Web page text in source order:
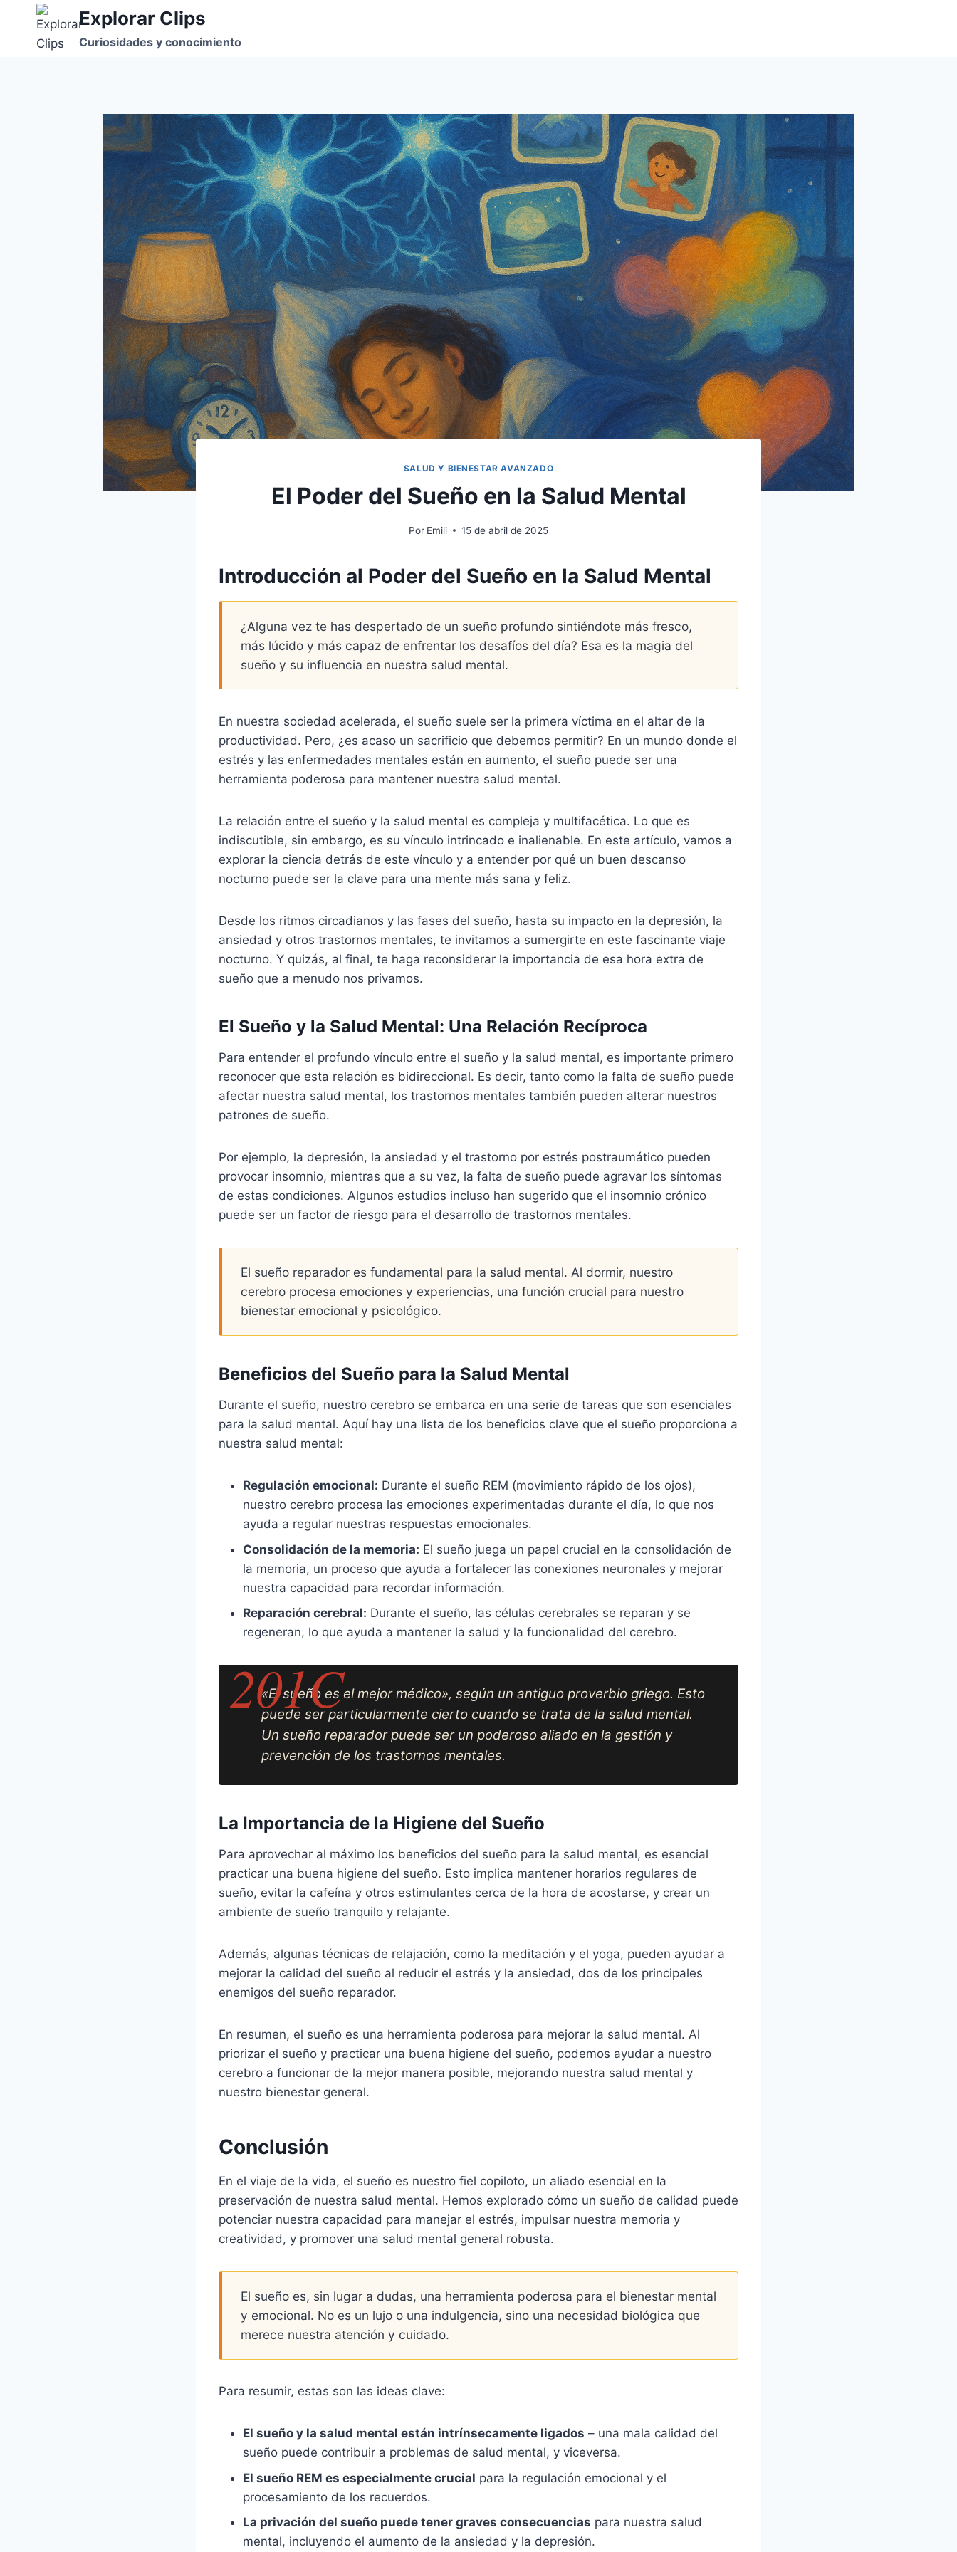
contenido
Explorar Clips
Curiosidades y conocimiento
SALUD Y BIENESTAR AVANZADO
El Poder del Sueño en la Salud Mental
Por Emili 15 de abril de 2025
Introducción al Poder del Sueño en la Salud Mental
¿Alguna vez te has despertado de un sueño profundo sintiéndote más fresco,
más lúcido y más capaz de enfrentar los desafíos del día? Esa es la magia del
sueño y su influencia en nuestra salud mental.
En nuestra sociedad acelerada, el sueño suele ser la primera víctima en el altar de la
productividad. Pero, ¿es acaso un sacrificio que debemos permitir? En un mundo donde el
estrés y las enfermedades mentales están en aumento, el sueño puede ser una
herramienta poderosa para mantener nuestra salud mental.
La relación entre el sueño y la salud mental es compleja y multifacética. Lo que es
indiscutible, sin embargo, es su vínculo intrincado e inalienable. En este artículo, vamos a
explorar la ciencia detrás de este vínculo y a entender por qué un buen descanso
nocturno puede ser la clave para una mente más sana y feliz.
Desde los ritmos circadianos y las fases del sueño, hasta su impacto en la depresión, la
ansiedad y otros trastornos mentales, te invitamos a sumergirte en este fascinante viaje
nocturno. Y quizás, al final, te haga reconsiderar la importancia de esa hora extra de
sueño que a menudo nos privamos.
El Sueño y la Salud Mental: Una Relación Recíproca
Para entender el profundo vínculo entre el sueño y la salud mental, es importante primero
reconocer que esta relación es bidireccional. Es decir, tanto como la falta de sueño puede
afectar nuestra salud mental, los trastornos mentales también pueden alterar nuestros
patrones de sueño.
Por ejemplo, la depresión, la ansiedad y el trastorno por estrés postraumático pueden
provocar insomnio, mientras que a su vez, la falta de sueño puede agravar los síntomas
de estas condiciones. Algunos estudios incluso han sugerido que el insomnio crónico
puede ser un factor de riesgo para el desarrollo de trastornos mentales.
El sueño reparador es fundamental para la salud mental. Al dormir, nuestro
cerebro procesa emociones y experiencias, una función crucial para nuestro
bienestar emocional y psicológico.
Beneficios del Sueño para la Salud Mental
Durante el sueño, nuestro cerebro se embarca en una serie de tareas que son esenciales
para la salud mental. Aquí hay una lista de los beneficios clave que el sueño proporciona a
nuestra salud mental:
Regulación emocional: Durante el sueño REM (movimiento rápido de los ojos),
nuestro cerebro procesa las emociones experimentadas durante el día, lo que nos
ayuda a regular nuestras respuestas emocionales.
Consolidación de la memoria: El sueño juega un papel crucial en la consolidación de
la memoria, un proceso que ayuda a fortalecer las conexiones neuronales y mejorar
nuestra capacidad para recordar información.
Reparación cerebral: Durante el sueño, las células cerebrales se reparan y se
regeneran, lo que ayuda a mantener la salud y la funcionalidad del cerebro.
«El sueño es el mejor médico», según un antiguo proverbio griego. Esto
puede ser particularmente cierto cuando se trata de la salud mental.
Un sueño reparador puede ser un poderoso aliado en la gestión y
prevención de los trastornos mentales.
La Importancia de la Higiene del Sueño
Para aprovechar al máximo los beneficios del sueño para la salud mental, es esencial
practicar una buena higiene del sueño. Esto implica mantener horarios regulares de
sueño, evitar la cafeína y otros estimulantes cerca de la hora de acostarse, y crear un
ambiente de sueño tranquilo y relajante.
Además, algunas técnicas de relajación, como la meditación y el yoga, pueden ayudar a
mejorar la calidad del sueño al reducir el estrés y la ansiedad, dos de los principales
enemigos del sueño reparador.
En resumen, el sueño es una herramienta poderosa para mejorar la salud mental. Al
priorizar el sueño y practicar una buena higiene del sueño, podemos ayudar a nuestro
cerebro a funcionar de la mejor manera posible, mejorando nuestra salud mental y
nuestro bienestar general.
Conclusión
En el viaje de la vida, el sueño es nuestro fiel copiloto, un aliado esencial en la
preservación de nuestra salud mental. Hemos explorado cómo un sueño de calidad puede
potenciar nuestra capacidad para manejar el estrés, impulsar nuestra memoria y
creatividad, y promover una salud mental general robusta.
El sueño es, sin lugar a dudas, una herramienta poderosa para el bienestar mental
y emocional. No es un lujo o una indulgencia, sino una necesidad biológica que
merece nuestra atención y cuidado.
Para resumir, estas son las ideas clave:
El sueño y la salud mental están intrínsecamente ligados – una mala calidad del
sueño puede contribuir a problemas de salud mental, y viceversa.
El sueño REM es especialmente crucial para la regulación emocional y el
procesamiento de los recuerdos.
La privación del sueño puede tener graves consecuencias para nuestra salud
mental, incluyendo el aumento de la ansiedad y la depresión.